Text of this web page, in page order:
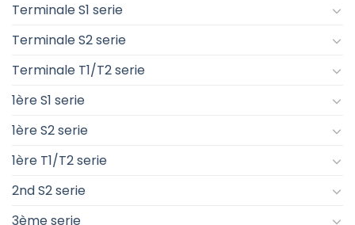
Terminale S1 serie
Terminale S2 serie
Terminale T1/T2 serie
1ère S1 serie
1ère S2 serie
1ère T1/T2 serie
2nd S2 serie
3ème serie